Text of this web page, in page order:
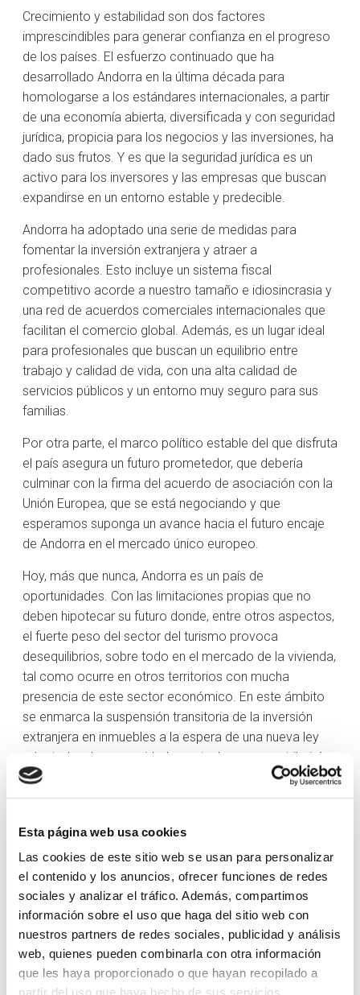
Esta página web usa cookies
Las cookies de este sitio web se usan para personalizar
el contenido y los anuncios, ofrecer funciones de redes
sociales y analizar el tráfico. Además, compartimos
información sobre el uso que haga del sitio web con
nuestros partners de redes sociales, publicidad y análisis
web, quienes pueden combinarla con otra información
que les haya proporcionado o que hayan recopilado a
Crecimiento y estabilidad son dos factores
imprescindibles para generar confianza en el progreso
de los países. El esfuerzo continuado que ha
desarrollado Andorra en la última década para
homologarse a los estándares internacionales, a partir
de una economía abierta, diversificada y con seguridad
jurídica, propicia para los negocios y las inversiones, ha
dado sus frutos. Y es que la seguridad jurídica es un
activo para los inversores y las empresas que buscan
expandirse en un entorno estable y predecible.
Andorra ha adoptado una serie de medidas para
fomentar la inversión extranjera y atraer a
profesionales. Esto incluye un sistema fiscal
competitivo acorde a nuestro tamaño e idiosincrasia y
una red de acuerdos comerciales internacionales que
facilitan el comercio global. Además, es un lugar ideal
para profesionales que buscan un equilibrio entre
trabajo y calidad de vida, con una alta calidad de
servicios públicos y un entorno muy seguro para sus
familias.
Por otra parte, el marco político estable del que disfruta
el país asegura un futuro prometedor, que debería
culminar con la firma del acuerdo de asociación con la
Unión Europea, que se está negociando y que
esperamos suponga un avance hacia el futuro encaje
de Andorra en el mercado único europeo.
Hoy, más que nunca, Andorra es un país de
oportunidades. Con las limitaciones propias que no
deben hipotecar su futuro donde, entre otros aspectos,
el fuerte peso del sector del turismo provoca
desequilibrios, sobre todo en el mercado de la vivienda,
tal como ocurre en otros territorios con mucha
presencia de este sector económico. En este ámbito
se enmarca la suspensión transitoria de la inversión
extranjera en inmuebles a la espera de una nueva ley
adaptada a las necesidades actuales, que contribuirá a
consolidar un marco jurídico para frenar las inversiones
inmobiliarias especulativas. A esta iniciativa hay que
locales, para evaluar y fijar los límites de la
construcción inmobiliaria en el país a medio y largo
plazo, una de las cuestiones sociales más sensibles. El
crecimiento económico de Andorra no ha sido una
casualidad, el Principado se ha abierto al mundo, ha
sabido replantear y consolidar su plaza financiera y ha
consolidado estratégicamente un destino mundial muy
atractivo para los deportes de nieve y de la alta